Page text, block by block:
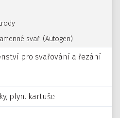
svař. (Autogen)
pro svařování a řezání
plyn. kartuše